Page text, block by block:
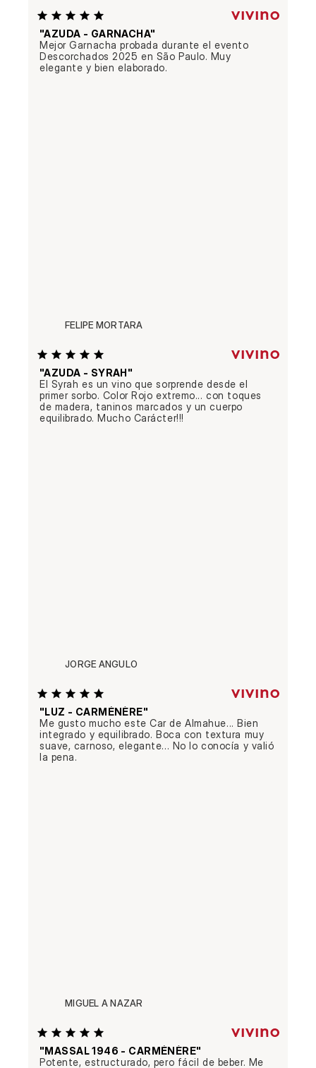
"AZUDA - GARNACHA"
Mejor Garnacha probada durante el evento
Descorchados 2025 en São Paulo. Muy
elegante y bien elaborado.
FELIPE MORTARA
"AZUDA - SYRAH"
El Syrah es un vino que sorprende desde el
primer sorbo. Color Rojo extremo... con toques
de madera, taninos marcados y un cuerpo
equilibrado. Mucho Carácter!!!
JORGE ANGULO
"LUZ - CARMÉNÈRE"
Me gusto mucho este Car de Almahue... Bien
integrado y equilibrado. Boca con textura muy
suave, carnoso, elegante... No lo conocía y valió
la pena.
MIGUEL A NAZAR
"MASSAL 1946 - CARMÉNÈRE"
Potente, estructurado, pero fácil de beber. Me